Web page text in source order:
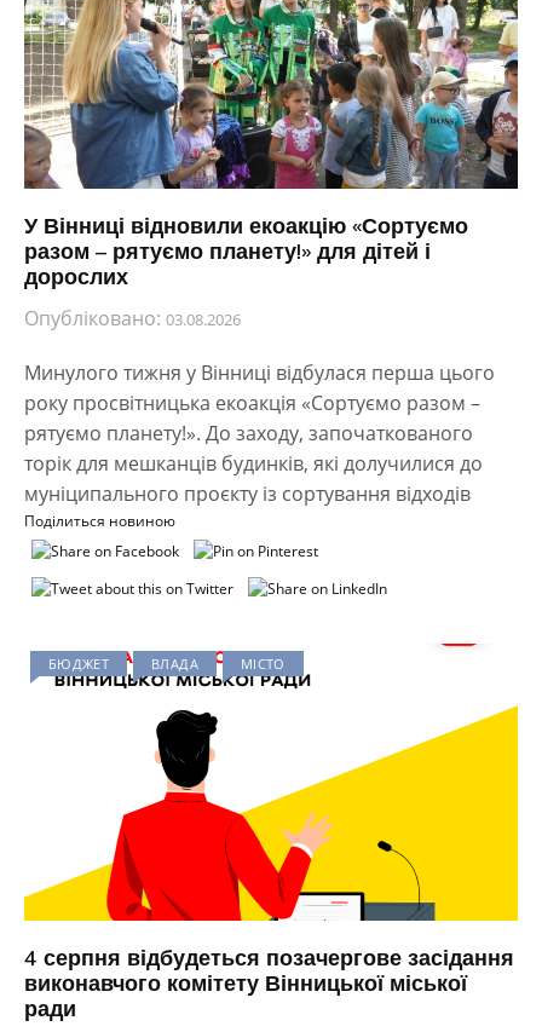
У Вінниці відновили екоакцію «Сортуємо
разом – рятуємо планету!» для дітей і
дорослих
Опубліковано: 03.08.2026
Минулого тижня у Вінниці відбулася перша цього
року просвітницька екоакція «Сортуємо разом –
рятуємо планету!». До заходу, започаткованого
торік для мешканців будинків, які долучилися до
муніципального проєкту із сортування відходів
Поділиться новиною
БЮДЖЕТ ВЛАДА МІСТО
4 серпня відбудеться позачергове засідання
виконавчого комітету Вінницької міської
ради